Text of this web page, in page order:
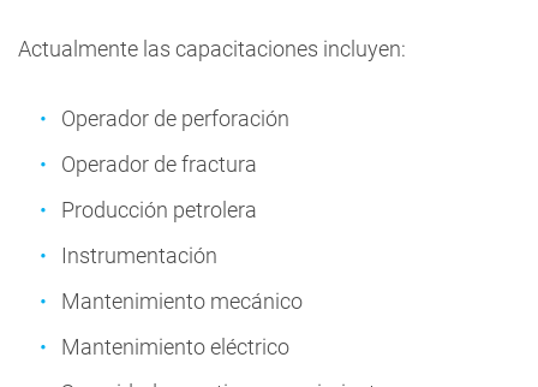
Actualmente las capacitaciones incluyen:
Operador de perforación
Operador de fractura
Producción petrolera
Instrumentación
Mantenimiento mecánico
Mantenimiento eléctrico